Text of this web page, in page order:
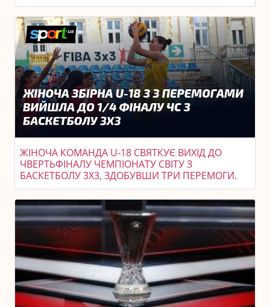
ЖІНОЧА КОМАНДА U-18 СВЯТКУЄ ВИХІД ДО
ЧВЕРТЬФІНАЛУ ЧЕМПІОНАТУ СВІТУ З
БАСКЕТБОЛУ 3X3, ЗДОБУВШИ ТРИ ПЕРЕМОГИ.